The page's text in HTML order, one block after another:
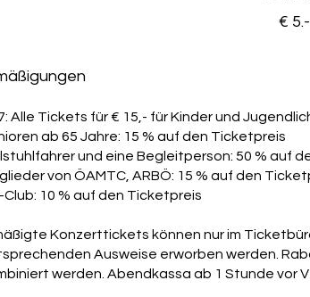
€ 5.-
Alle Tickets für € 15,- für Kinder und
ab 65 Jahre: 15 % auf den Ticketpreis
und eine Begleitperson: 50 % auf
von ÖAMTC, ARBÖ: 15 % auf den
Club: 10 % auf den Ticketpreis
Konzerttickets können nur im
Ausweise erworben werden.
werden. Abendkassa ab 1 Stunde vor